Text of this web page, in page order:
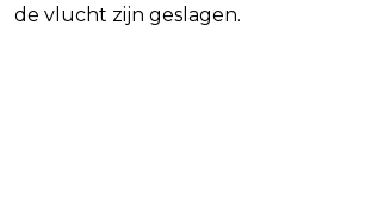
de vlucht zijn geslagen.